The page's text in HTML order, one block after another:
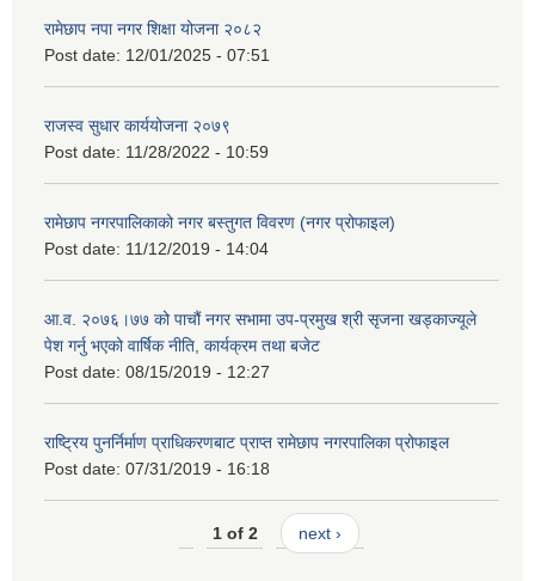
रामेछाप नपा नगर शिक्षा योजना २०८२
Post date: 12/01/2025 - 07:51
राजस्व सुधार कार्ययोजना २०७९
Post date: 11/28/2022 - 10:59
रामेछाप नगरपालिकाको नगर बस्तुगत विवरण (नगर प्रोफाइल)
Post date: 11/12/2019 - 14:04
आ.व. २०७६।७७ को पाचौं नगर सभामा उप-प्रमुख श्री सृजना खड्काज्यूले
पेश गर्नु भएको वार्षिक नीति, कार्यक्रम तथा बजेट
Post date: 08/15/2019 - 12:27
राष्ट्रिय पुनर्निर्माण प्राधिकरणबाट प्राप्त रामेछाप नगरपालिका प्रोफाइल
Post date: 07/31/2019 - 16:18
1 of 2 next ›